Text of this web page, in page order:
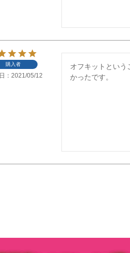
購入者
2021/05/12
オフキットという
かったです。